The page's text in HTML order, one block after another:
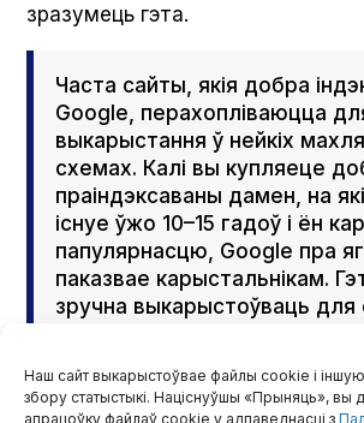
Наш сайт выкарыстоўвае файлы cookie і
збору статыстыкі. Націснуўшы «Прыняць», вы
апрацоўку файлаў cookie у адпаведнасці з
зразумець гэта.
Часта сайты, якія добра
Google, перахопліваюцца
выкарыстання ў нейкіх
схемах. Калі вы купляеце
праіндэксаваны дамен, на
існуе ўжо 10–15 гадоў і ён
папулярнасцю, Google пра
паказвае карыстальнікам.
зручна выкарыстоўваць для
Уласнікам сайтаў беларускіх